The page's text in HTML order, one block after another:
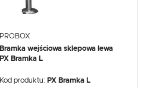
PROBOX
Bramka wejściowa sklepowa lewa
PX Bramka L
Kod produktu: PX Bramka L